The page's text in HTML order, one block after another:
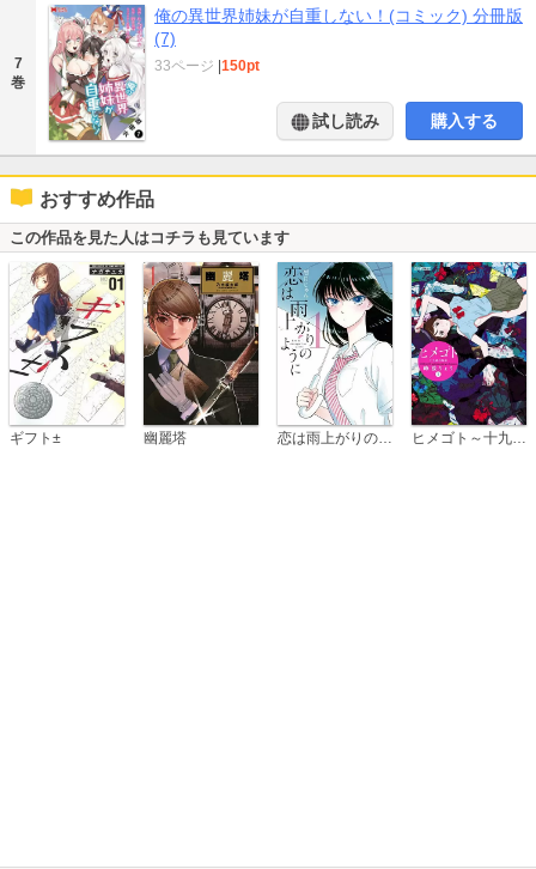
7
巻
俺の異世界姉妹が自重しない！(コミック) 分冊版
(7)
33ページ |150pt
試し読み 購入する
おすすめ作品
この作品を見た人はコチラも見ています
ギフト± 幽麗塔 ヒメゴト～十九歳の制服～